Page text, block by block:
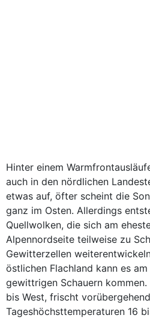
Hinter einem
auch in den nördlichen
etwas auf, öfter scheint die
ganz im Osten. Allerdings
Quellwolken, die sich am
Alpennordseite teilweise zu
Gewitterzellen
östlichen Flachland kann es
gewittrigen Schauern
bis West, frischt
Tageshöchsttemperaturen 16